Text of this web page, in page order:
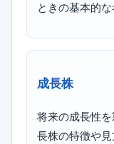
ときの基本的
成長株
将来の成長性
長株の特徴や見